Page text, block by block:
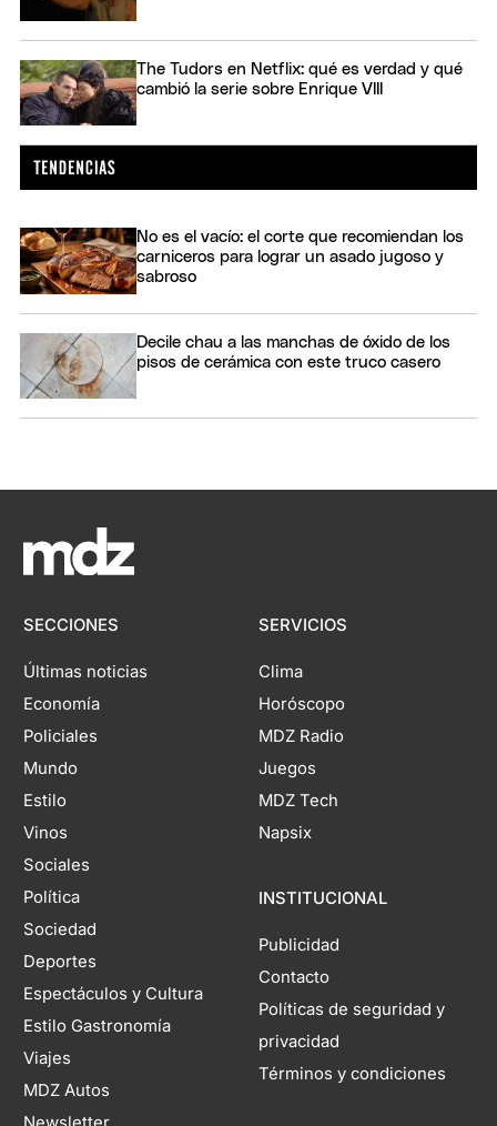
The Tudors en Netflix: qué es verdad y qué
cambió la serie sobre Enrique VIII
No es el vacío: el corte que recomiendan los
carniceros para lograr un asado jugoso y
sabroso
Decile chau a las manchas de óxido de los
pisos de cerámica con este truco casero
SECCIONES
Últimas noticias
Economía
Policiales
Mundo
Estilo
Vinos
Sociales
Política
Sociedad
Deportes
Espectáculos y Cultura
Estilo Gastronomía
Viajes
MDZ Autos
SERVICIOS
Clima
Horóscopo
MDZ Radio
Juegos
MDZ Tech
Napsix
INSTITUCIONAL
Publicidad
Contacto
Políticas de seguridad y
privacidad
Términos y condiciones